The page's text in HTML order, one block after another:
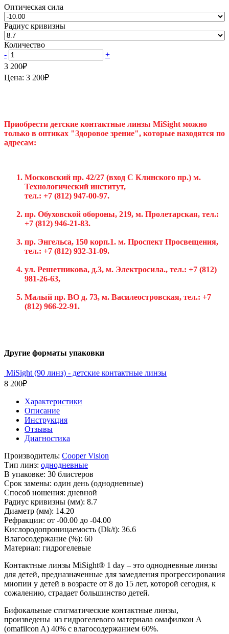
Оптическая сила
Радиус кривизны
Количество
-
+
3 200₽
Цена: 3 200₽
Приобрести детские контактные линзы MiSight можно
только в оптиках "Здоровое зрение", которые находятся по
адресам:
Московский пр. 42/27 (вход С Клинского пр.) м.
Технологический институт,
тел.: +7 (812) 947-00-97.
пр. Обуховской обороны, 219, м. Пролетарская, тел.:
+7 (812) 946-21-83.
пр. Энгельса, 150 корп.1. м. Проспект Просвещения,
тел.: +7 (812) 932-31-09.
ул. Решетникова, д.3, м. Электросила., тел.: +7 (812)
981-26-63,
Малый пр. ВО д. 73, м. Василеостровская, тел.: +7
(812) 966-22-91.
Другие форматы упаковки
MiSight (90 линз) - детские контактные линзы
8 200₽
Характеристики
Описание
Инструкция
Отзывы
Диагностика
Производитель: Cooper Vision
Тип линз: однодневные
В упаковке: 30 блистеров
Срок замены: один день (однодневные)
Способ ношения: дневной
Радиус кривизны (мм): 8.7
Диаметр (мм): 14.20
Рефракции: от -00.00 до -04.00
Кислородопроницаемость (Dk/t): 36.6
Влагосодержание (%): 60
Материал: гидрогелевые
Контактные линзы MiSight® 1 day – это однодневные линзы
для детей, предназначенные для замедления прогрессирования
миопии у детей в возрасте от 8 до 15 лет, которой сегодня, к
сожалению, страдает большинство детей.
Бифокальные стигматические контактные линзы,
произведены из гидрогелевого материала омафилкон А
(omafilcon A) 40% с влагосодержанием 60%.